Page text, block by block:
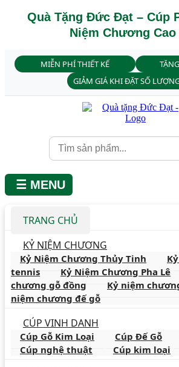
Quà Tặng Đức Đạt – Cúp
Niệm Chương Cao
MIỄN PHÍ THIẾT KẾ
GIẢM GIÁ KHI ĐẶT SỐ
☰ MENU
TRANG CHỦ
KỶ NIỆM CHƯƠNG
Kỷ Niệm Chương Thủy Tinh
tennis
Kỷ Niệm Chương Pha Lê
chương gỗ đồng
Kỷ niệm
niệm chương đế gỗ
CÚP VINH DANH
Cúp Gỗ Kim Loại Cúp Đế Gỗ
Cúp nghệ thuật
Cúp kim loại